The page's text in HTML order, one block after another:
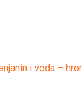
i voda –